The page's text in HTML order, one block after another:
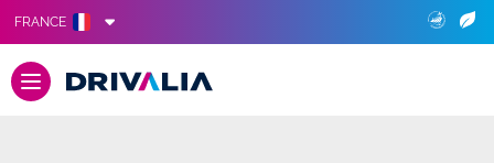
FRANCE